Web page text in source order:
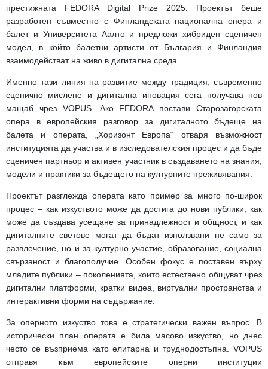
престижната FEDORA Digital Prize 2025. Проектът беше
разработен съвместно с Финландската национална опера и
балет и Университета Аалто и предложихибриден сценичен
модел, в който балетни артисти от България и Финландия
взаимодействат на живо в дигитална среда.
Именно тази линия на развитие между традиция, съвременно
сценично мислене и дигитална иновация сега получава нов
мащаб чрез VOPUS. Ако FEDORA постави Старозагорската
опера в европейския разговор за дигиталното бъдеще на
балета и операта, „Хоризонт Европа“ отваря възможност
институцията да участва и в изследователския процес и да бъде
сценичен партньор и активен участник в създаването на знания,
модели и практики за бъдещето на културните преживявания.
Проектът разглежда операта като пример за много по-широк
процес – как изкуството може да достига до нови публики, как
може да създава усещане за принадлежност и общност, и как
дигиталните светове могат да бъдат използвани не само за
развлечение, но и за културно участие, образование, социална
свързаност и благополучие. Особен фокус е поставен върху
младите публики – поколенията, които естествено общуват чрез
дигитални платформи, кратки видеа, виртуални пространства и
интерактивни форми на съдържание.
За оперното изкуство това е стратегически важен въпрос. В
исторически план операта е била масово изкуство, но днес
често се възприема като елитарна и труднодостъпна. VOPUS
отправя към европейските оперни институции